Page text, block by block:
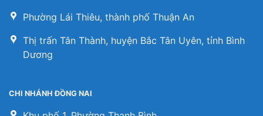
Phường Lái Thiêu, thành phố Thuận An
Thị trấn Tân Thành, huyện Bắc Tân Uyên, tỉnh Bình
Dương
CHI NHÁNH ĐỒNG NAI